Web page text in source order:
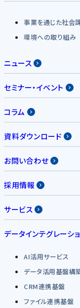
事業を通じた社会
環境への取り組み
ニュース
セミナー・イベント
コラム
資料ダウンロード
お問い合わせ
採用情報
サービス
データインテグレーシ
AI活用サービス
データ活用基盤構
CRM連携基盤
ファイル連携基盤